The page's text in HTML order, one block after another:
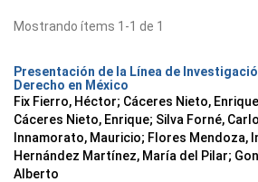
Mostrando ítems 1-1 de 1
Presentación de la Línea de
Derecho en México
Fix Fierro, Héctor; Cáceres Nieto, Enrique
Cáceres Nieto, Enrique; Silva Forné,
Innamorato, Mauricio; Flores Mendoza,
Hernández Martínez, María del Pilar;
Alberto